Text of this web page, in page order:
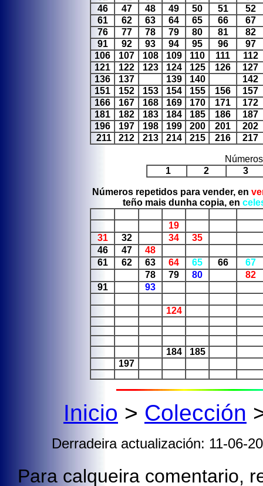
46
47 48 49 50 51
52
61
62 63 64 65 66
67
76
77 78 79 80 81
82
91
92 93 94 95 96
97
106
107 108 109 110 111
112
121
122 123 124 125 126
127
136
137 139 140
142
151
152 153 154 155 156
157
166
167 168 169 170 171
172
181
182 183 184 185 186
187
196
197 198 199 200 201
202
211
212 213 214 215 216 217
1
2 3
Números repetidos para vender, en
teño mais dunha copia, en
19
31
32 34
35
46
47
48
61
62 63 64 65 66
67
78
79 80
82
91
93
124
184
185
197
Inicio > Colección
Derradeira actualización: 11-06-
Para calqueira comentario,